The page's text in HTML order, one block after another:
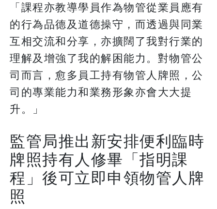
「課程亦教導學員作為物管從業員應有
的行為品德及道德操守，而透過與同業
互相交流和分享，亦擴闊了我對行業的
理解及增強了我的解困能力。對物管公
司而言，愈多員工持有物管人牌照，公
司的專業能力和業務形象亦會大大提
升。」
監管局推出新安排便利臨時
牌照持有人修畢「指明課
程」後可立即申領物管人牌
照